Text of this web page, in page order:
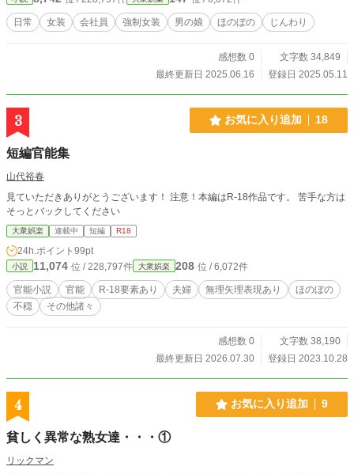
日常 女装 会社員 強制女装 男の娘 ほのぼの じんわり
感想数 0
文字数 34,849
最終更新日 2025.06.16
登録日 2025.05.11
3 お気に入り追加 18
短編官能集
山代裕春
見ていただきありがとうございます！ 注意！本編はR-18作品です。 苦手な方は
そっとバックしてください
大衆娯楽 連載中 短編 R18
24h.ポイント 99pt
小説 11,074 位 / 228,797件 大衆娯楽 208 位 / 6,072件
官能小説 官能 R-18要素あり 夫婦 無理矢理表現あり
ほのぼの
不穏
その他諸々
感想数 0
文字数 38,190
最終更新日 2026.07.30
登録日 2023.10.28
4 お気に入り追加 9
貧しく異常な熟女達・・・①
リックマン